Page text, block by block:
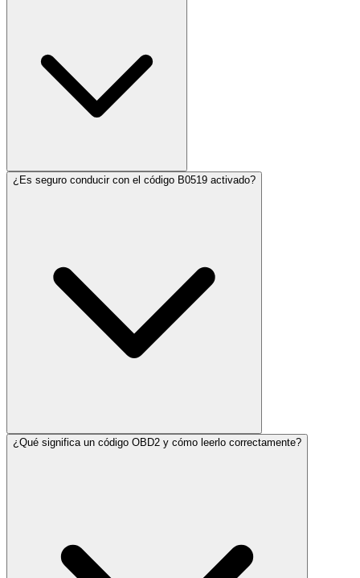
¿Es seguro conducir con el código B0519 activado?
¿Qué significa un código OBD2 y cómo leerlo correctamente?